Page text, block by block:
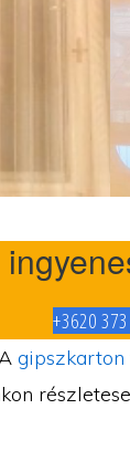
+3620
gipszkarton